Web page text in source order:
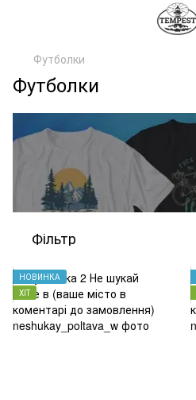
Футболки
Футболки
Фільтр
НОВИНКА
ХІТ